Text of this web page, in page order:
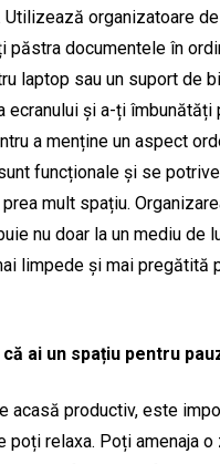
organizatoare
păstra documentele în
laptop sau un suport de
ecranului și a-ți îmbunătăți
a menține un aspect
funcționale și se
mult spațiu.
nu doar la un mediu de
limpede și mai pregătită
ai un spațiu pentru
acasă productiv, este
poți relaxa. Poți amenaja o